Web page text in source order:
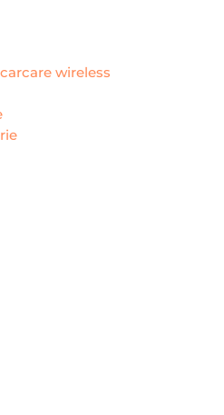
wireless